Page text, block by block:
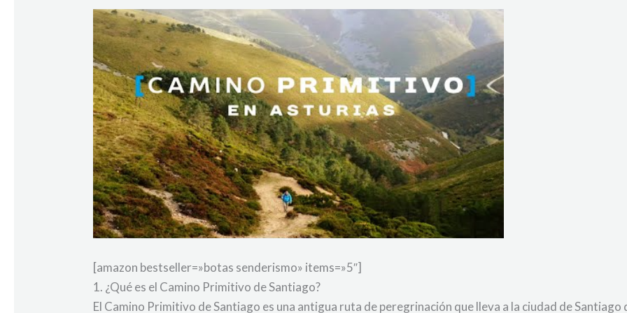
[amazon bestseller=»botas senderismo» items=»5″]
1. ¿Qué es el Camino Primitivo de Santiago?
El Camino Primitivo de Santiago es una antigua ruta de peregrinación que lleva a la ciudad de Santiago